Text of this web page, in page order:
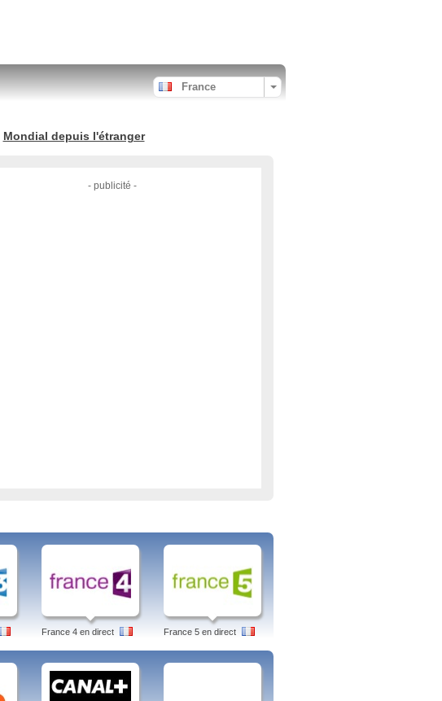
France
Mondial depuis l'étranger
- publicité -
France 4 en direct France 5 en direct